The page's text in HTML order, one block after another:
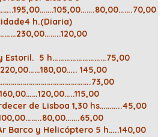
h.(Diaria)
Estoril. 5 h………………………75,00
145,00
de Lisboa 1,30 hs………..45,00
Barco y Helicóptero 5 h…..140,00